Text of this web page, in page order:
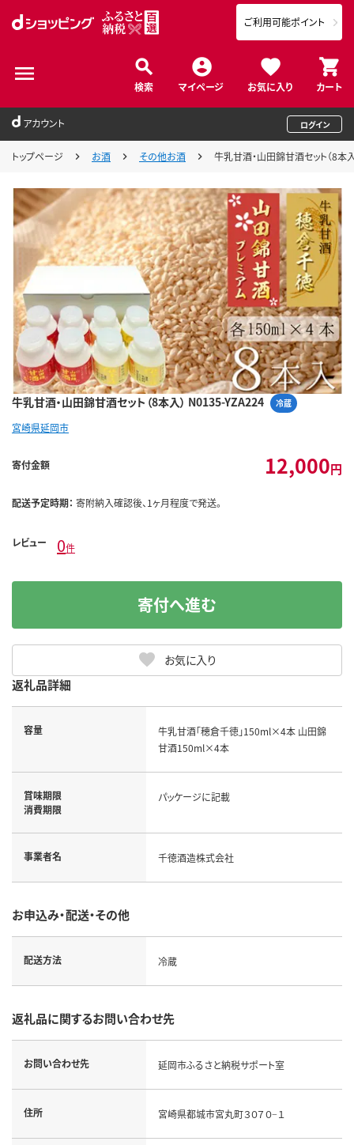
検索 マイページ お気に入り カート
ご利用可能ポイント
アカウント ログイン
トップページ お酒 その他お酒 牛乳甘酒・山田錦甘酒セット（8本
牛乳甘酒・山田錦甘酒セット（8本入） N0135-YZA224 冷蔵
宮崎県延岡市
寄付金額 12,000円
配送予定時期： 寄附納入確認後、1ヶ月程度で発送。
レビュー 0件
お気に入り
寄付へ進む
返礼品詳細
容量
牛乳甘酒「穂倉千徳」150ml×4本 山田錦
甘酒150ml×4本
賞味期限
消費期限
パッケージに記載
事業者名 千徳酒造株式会社
お申込み・配送・その他
配送方法 冷蔵
返礼品に関するお問い合わせ先
お問い合わせ先 延岡市ふるさと納税サポート室
住所 宮崎県都城市宮丸町３０７０−１